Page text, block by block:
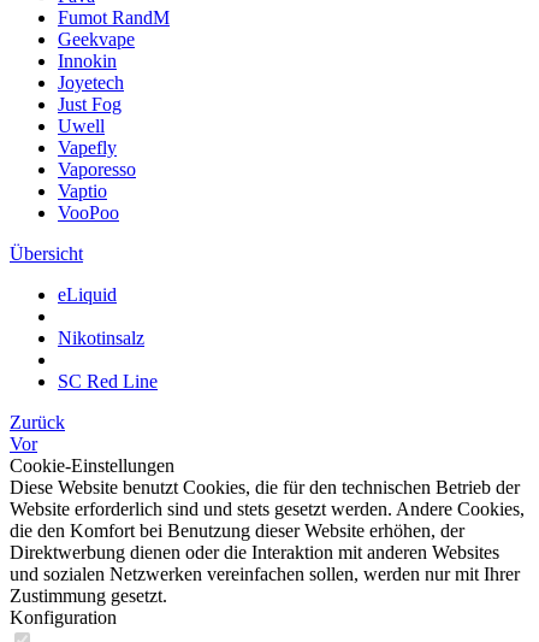
Fumot RandM
Geekvape
Innokin
Joyetech
Just Fog
Uwell
Vapefly
Vaporesso
Vaptio
VooPoo
Übersicht
eLiquid
Nikotinsalz
SC Red Line
Zurück
Vor
Cookie-Einstellungen
Diese Website benutzt Cookies, die für den technischen Betrieb der
Website erforderlich sind und stets gesetzt werden. Andere Cookies,
die den Komfort bei Benutzung dieser Website erhöhen, der
Direktwerbung dienen oder die Interaktion mit anderen Websites
und sozialen Netzwerken vereinfachen sollen, werden nur mit Ihrer
Zustimmung gesetzt.
Konfiguration